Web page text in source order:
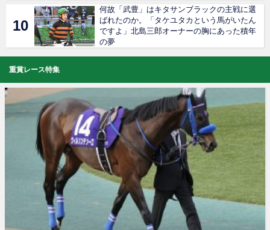
何故「武豊」はキタサンブラックの主戦に選
ばれたのか。「タケユタカという馬がいたん
ですよ」北島三郎オーナーの胸にあった積年
の夢
重賞レース特集